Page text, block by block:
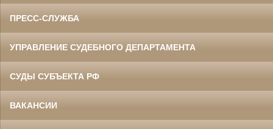
ПРЕСС-СЛУЖБА
УПРАВЛЕНИЕ СУДЕБНОГО ДЕПАРТАМЕНТА
СУДЫ СУБЪЕКТА РФ
ВАКАНСИИ